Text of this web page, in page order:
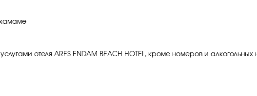
хамаме
отеля ARES ENDAM BEACH HOTEL, кроме номеров и алкогольных